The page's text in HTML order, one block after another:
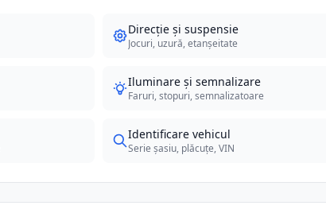
Direcție și suspensie
Jocuri, uzură, etanșeitate
Iluminare și semnalizare
Faruri, stopuri, semnalizatoare
Identificare vehicul
Serie șasiu, plăcuțe, VIN